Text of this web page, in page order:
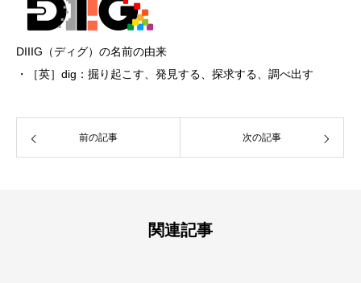
DIIIG（ディグ）の名前の由来
・［英］dig：掘り起こす、発見する、探求する、調べ出す
前の記事 次の記事
関連記事